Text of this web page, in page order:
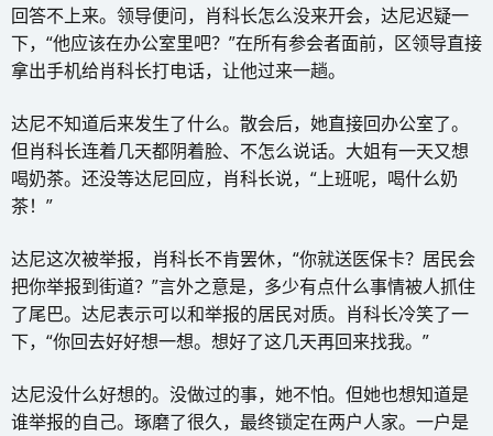
回答不上来。领导便问，肖科长怎么没来开会，达尼迟疑一
下，“他应该在办公室里吧？”在所有参会者面前，区领导直接
拿出手机给肖科长打电话，让他过来一趟。
达尼不知道后来发生了什么。散会后，她直接回办公室了。
但肖科长连着几天都阴着脸、不怎么说话。大姐有一天又想
喝奶茶。还没等达尼回应，肖科长说，“上班呢，喝什么奶
茶！”
达尼这次被举报，肖科长不肯罢休，“你就送医保卡？居民会
把你举报到街道？”言外之意是，多少有点什么事情被人抓住
了尾巴。达尼表示可以和举报的居民对质。肖科长冷笑了一
下，“你回去好好想一想。想好了这几天再回来找我。”
达尼没什么好想的。没做过的事，她不怕。但她也想知道是
谁举报的自己。琢磨了很久，最终锁定在两户人家。一户是